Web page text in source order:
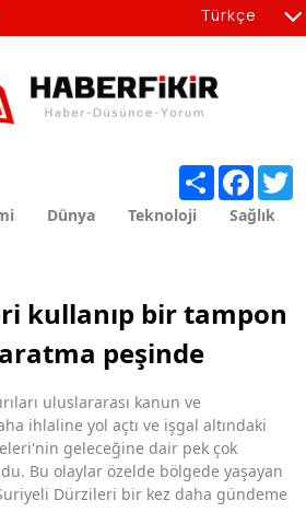
Dünya Teknoloji Sağlık
kullanıp bir tampon
peşinde
uluslararası kanun ve
ihlaline yol açtı ve işgal altındaki
geleceğine dair pek çok
Bu olaylar özelde bölgede yaşayan
Dürzileri bir kez daha gündeme
Share
Türkçe
en